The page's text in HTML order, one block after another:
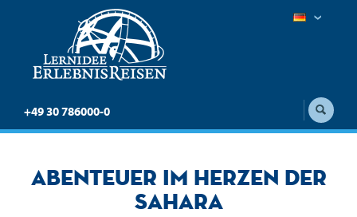
+49 30 786000-0
Abenteuer im Herzen der
Sahara